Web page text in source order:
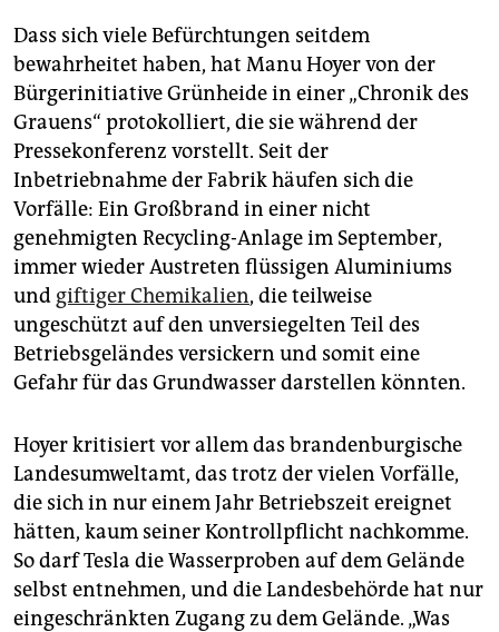
Dass sich viele Befürchtungen seitdem
bewahrheitet haben, hat Manu Hoyer von der
Bürgerinitiative Grünheide in einer „Chronik des
Grauens“ protokolliert, die sie während der
Pressekonferenz vorstellt. Seit der
Inbetriebnahme der Fabrik häufen sich die
Vorfälle: Ein Großbrand in einer nicht
genehmigten Recycling-Anlage im September,
immer wieder Austreten flüssigen Aluminiums
und giftiger Chemikalien, die teilweise
ungeschützt auf den unversiegelten Teil des
Betriebsgeländes versickern und somit eine
Gefahr für das Grundwasser darstellen könnten.
Hoyer kritisiert vor allem das brandenburgische
Landesumweltamt, das trotz der vielen Vorfälle,
die sich in nur einem Jahr Betriebszeit ereignet
hätten, kaum seiner Kontrollpflicht nachkomme.
So darf Tesla die Wasserproben auf dem Gelände
selbst entnehmen, und die Landesbehörde hat nur
eingeschränkten Zugang zu dem Gelände. „Was